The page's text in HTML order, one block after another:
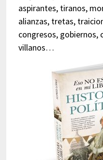
aspirantes, tiranos,
alianzas, tretas,
congresos, gobiernos,
villanos…